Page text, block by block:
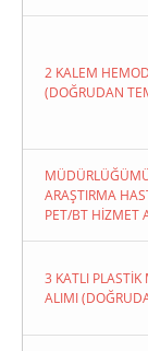
2 KALEM
(DOĞRUDAN
ARAŞTIRMA
PET/BT HİZMET
3 KATLI PLASTİK
ALIMI